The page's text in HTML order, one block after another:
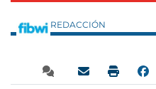
REDACCIÓN